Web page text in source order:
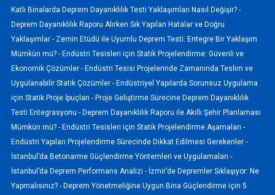
Katlı Binalarda Deprem Dayanıklılık Testi Yaklaşımları Nasıl Değişir? -
Deprem Dayanıklılık Raporu Alırken Sık Yapılan Hatalar ve Doğru
Yaklaşımlar - Zemin Etüdü ile Uyumlu Deprem Testi: Entegre Bir Yaklaşım
Mümkün mü? - Endüstri Tesisleri için Statik Projelendirme: Güvenli ve
Ekonomik Çözümler - Endüstri Tesisi Projelerinde Zamanında Teslim ve
Uygulanabilir Statik Çözümler - Endüstriyel Yapılarda Sorunsuz Uygulama
için Statik Proje İpuçları - Proje Geliştirme Sürecine Deprem Dayanıklılık
Testi Entegrasyonu - Deprem Dayanıklılık Raporu ile Akıllı Şehir Planlaması
Mümkün mü? - Endüstri Tesisleri için Statik Projelendirme Aşamaları -
Endüstri Yapıları Projelendirme Sürecinde Dikkat Edilmesi Gerekenler -
İstanbul’da Betonarme Güçlendirme Yöntemleri ve Uygulamaları -
İstanbul’da Deprem Performans Analizi - İzmir’de Depremler Sıklaşıyor: Ne
Yapmalısınız? - Deprem Yönetmeliğine Uygun Bina Güçlendirme için 5